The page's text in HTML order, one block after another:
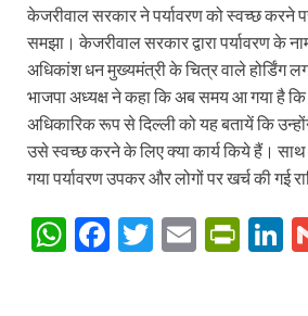
केजरीवाल सरकार ने पर्यावरण को स्वच्छ करने
समझा। केजरीवाल सरकार द्वारा पर्यावरण के
अधिकांश धन मुख्यमंत्री के चित्र वाले होर्डिंग
भाजपा अध्यक्ष ने कहा कि अब समय आ गया है
अधिकारिक रूप से दिल्ली को यह बतायें कि
उसे स्वच्छ करने के लिए क्या कार्य किये हैं। साथ
गया पर्यावरण उपकर और लोगों पर खर्च की गई
W F
T
E
P
Li